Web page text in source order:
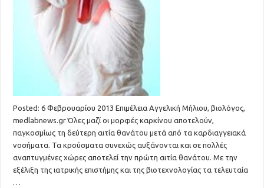
Posted: 6 Φεβρουαρίου 2013 Επιμέλεια Αγγελική Μήλιου, βιολόγος,
medlabnews.gr Όλες μαζί οι μορφές καρκίνου αποτελούν,
παγκοσμίως τη δεύτερη αιτία θανάτου μετά από τα καρδιαγγειακά
νοσήματα. Τα κρούσματα συνεχώς αυξάνονται και σε πολλές
αναπτυγμένες χώρες αποτελεί την πρώτη αιτία θανάτου. Με την
εξέλιξη της ιατρικής επιστήμης και της βιοτεχνολογίας τα τελευταία
…